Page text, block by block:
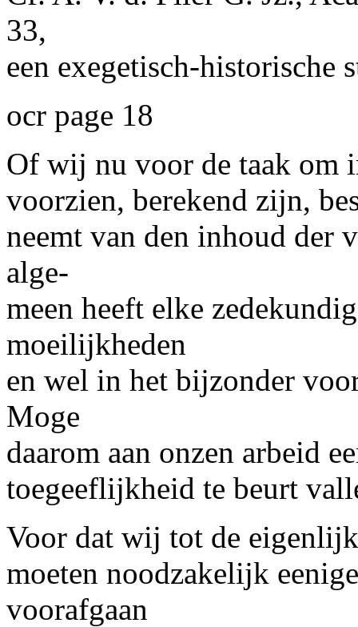
33,
een exegetisch-
ocr page 18
Of wij nu voor de taak om
voorzien, berekend zijn,
neemt van den inhoud der
alge-
meen heeft elke
moeilijkheden
en wel in het bijzonder
Moge
daarom aan onzen arbeid
toegeeflijkheid te beurt
Voor dat wij tot de
moeten noodzakelijk
voorafgaan